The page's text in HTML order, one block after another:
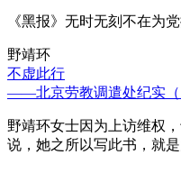
《黑报》无时无刻不在为
野靖环
不虚此行
——北京劳教调遣处纪实（
野靖环女士因为上访维权
说，她之所以写此书，就